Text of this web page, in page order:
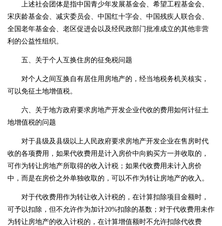
上述社会团体是指中国青少年发展基金会、希望工程基金会、
宋庆龄基金会、减灾委员会、中国红十字会、中国残疾人联合会、
全国老年基金会、老区促进会以及经民政部门批准成立的其他非营
利的公益性组织。
五、关于个人互换住房的征免税问题
对个人之间互换自有居住用房地产的，经当地税务机关核实，
可以免征土地增值税。
六、关于地方政府要求房地产开发企业代收的费用如何计征土
地增值税的问题
对于县级及县级以上人民政府要求房地产开发企业在售房时代
收的各项费用，如果代收费用是计入房价中向购买方一并收取的，
可作为转让房地产所取得的收入计税；如果代收费用未计入房价
中，而是在房价之外单独收取的，可以不作为转让房地产的收入。
对于代收费用作为转让收入计税的，在计算扣除项目金额时，
可予以扣除，但不允许作为加计20%扣除的基数；对于代收费用未作
为转让房地产的收入计税的，在计算增值额时不允许扣除代收费